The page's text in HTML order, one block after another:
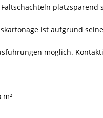
platzsparend
ist aufgrund
möglich.